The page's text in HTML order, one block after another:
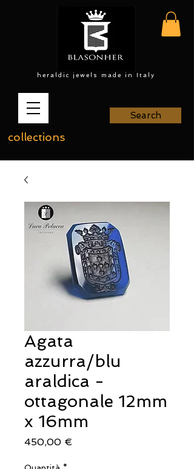
heraldic jewels made in Italy
collections
Search
Agata
azzurra/blu
araldica -
ottagonale 12mm
x 16mm
450,00 €